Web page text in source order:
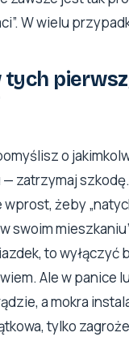
W wielu
tych
o
zatrzymaj
żeby
swoim
to wyłączyć
Ale w panice
a mokra
tylko